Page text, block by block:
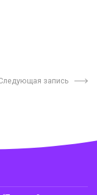
запись